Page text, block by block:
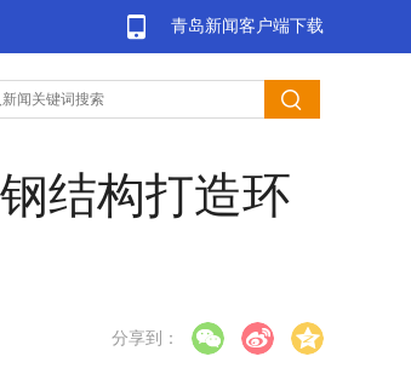
青岛新闻客户端下载
结构打造环
分享到：